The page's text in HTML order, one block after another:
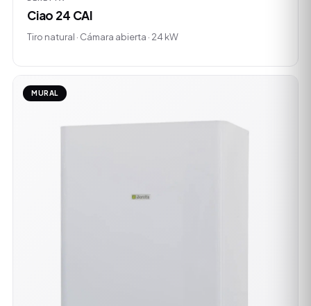
Ciao 24 CAI
Tiro natural · Cámara abierta · 24 kW
MURAL